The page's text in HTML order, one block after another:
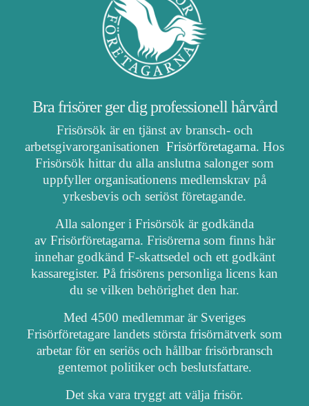
Bra frisörer ger dig professionell hårvård
Frisörsök är en tjänst av bransch- och
arbetsgivarorganisationen Frisörföretagarna. Hos
Frisörsök hittar du alla anslutna salonger som
uppfyller organisationens medlemskrav på
yrkesbevis och seriöst företagande.
Alla salonger i Frisörsök är godkända
av Frisörföretagarna. Frisörerna som finns här
innehar godkänd F-skattsedel och ett godkänt
kassaregister. På frisörens personliga licens kan
du se vilken behörighet den har.
Med 4500 medlemmar är Sveriges
Frisörföretagare landets största frisörnätverk som
arbetar för en seriös och hållbar frisörbransch
gentemot politiker och beslutsfattare.
Det ska vara tryggt att välja frisör.